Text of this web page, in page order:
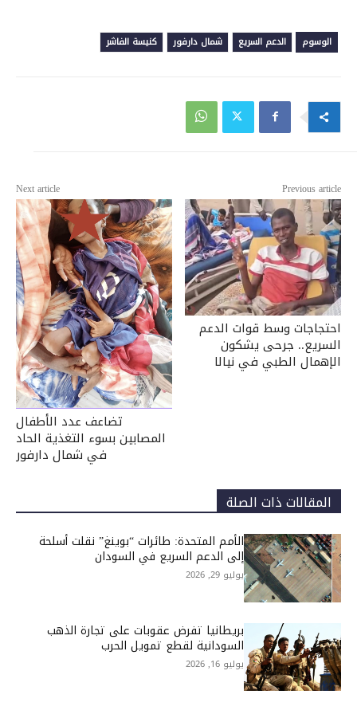
الوسوم الدعم السريع شمال دارفور كنيسة الفاشر
Previous article
احتجاجات وسط قوات الدعم
السريع.. جرحى يشكون
الإهمال الطبي في نيالا
Next article
تضاعف عدد الأطفال
المصابين بسوء التغذية الحاد
في شمال دارفور
المقالات ذات الصلة
الأمم المتحدة: طائرات “بوينغ” نقلت أسلحة
إلى الدعم السريع في السودان
يوليو 29, 2026
بريطانيا تفرض عقوبات على تجارة الذهب
السودانية لقطع تمويل الحرب
يوليو 16, 2026